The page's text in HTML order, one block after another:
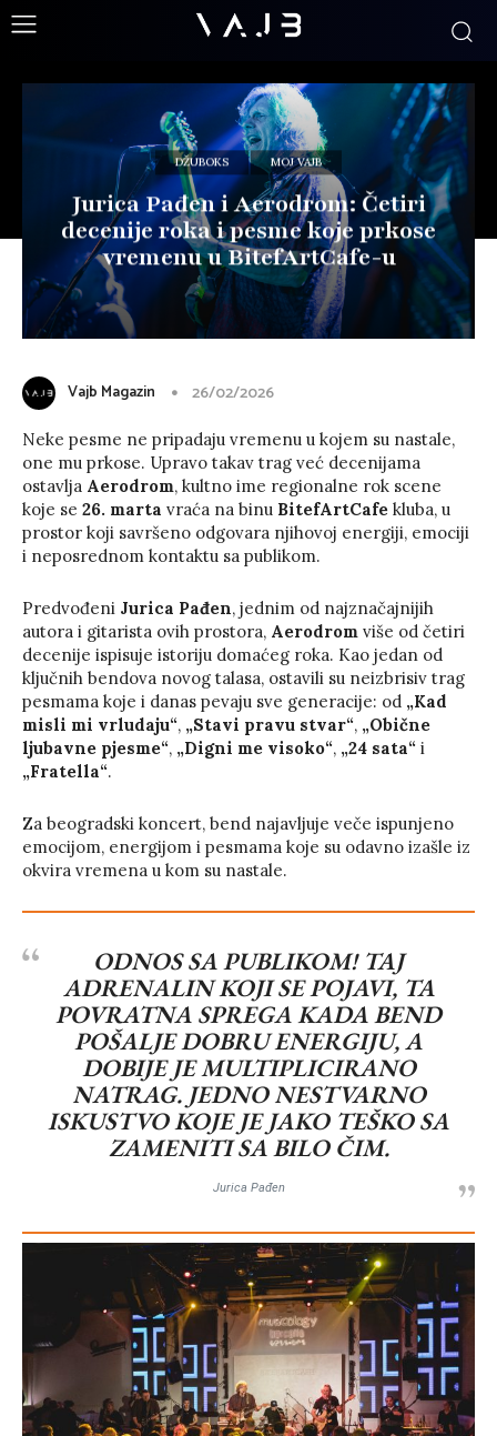
DŽUBOKS MOJ VAJB
Jurica Pađen i Aerodrom: Četiri
decenije roka i pesme koje prkose
vremenu u BitefArtCafe-u
Vajb Magazin 26/02/2026
Neke pesme ne pripadaju vremenu u kojem su nastale,
one mu prkose. Upravo takav trag već decenijama
ostavlja Aerodrom, kultno ime regionalne rok scene
koje se 26. marta vraća na binu BitefArtCafe kluba, u
prostor koji savršeno odgovara njihovoj energiji, emociji
i neposrednom kontaktu sa publikom.
Predvođeni Jurica Pađen, jednim od najznačajnijih
autora i gitarista ovih prostora, Aerodrom više od četiri
decenije ispisuje istoriju domaćeg roka. Kao jedan od
ključnih bendova novog talasa, ostavili su neizbrisiv trag
pesmama koje i danas pevaju sve generacije: od „Kad
misli mi vrludaju“, „Stavi pravu stvar“, „Obične
ljubavne pjesme“, „Digni me visoko“, „24 sata“ i
„Fratella“.
Za beogradski koncert, bend najavljuje veče ispunjeno
emocijom, energijom i pesmama koje su odavno izašle iz
okvira vremena u kom su nastale.
ODNOS SA PUBLIKOM! TAJ
ADRENALIN KOJI SE POJAVI, TA
POVRATNA SPREGA KADA BEND
POŠALJE DOBRU ENERGIJU, A
DOBIJE JE MULTIPLICIRANO
NATRAG. JEDNO NESTVARNO
ISKUSTVO KOJE JE JAKO TEŠKO SA
ZAMENITI SA BILO ČIM.
Jurica Pađen